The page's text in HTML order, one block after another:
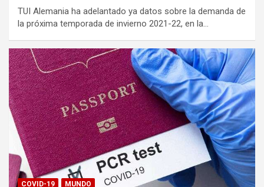
TUI Alemania ha adelantado ya datos sobre la demanda de
la próxima temporada de invierno 2021-22, en la…
COVID-19 MUNDO